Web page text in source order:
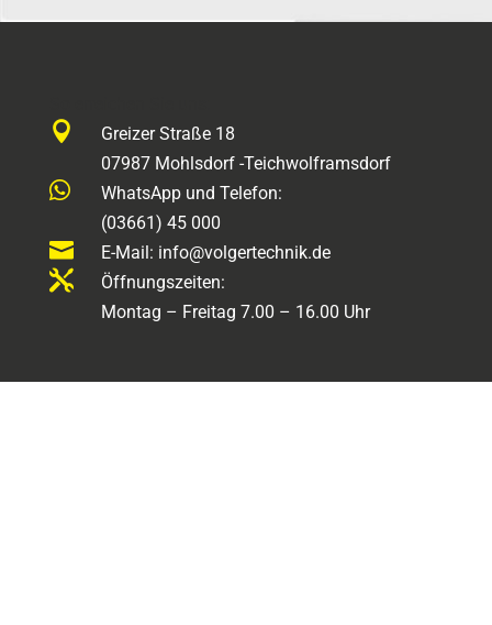

Greizer Straße 18
07987 Mohlsdorf -Teichwolframsdorf

WhatsApp und Telefon:
(03661) 45 000
 E-Mail: info@volgertechnik.de

Öffnungszeiten:
Montag – Freitag 7.00 – 16.00 Uhr